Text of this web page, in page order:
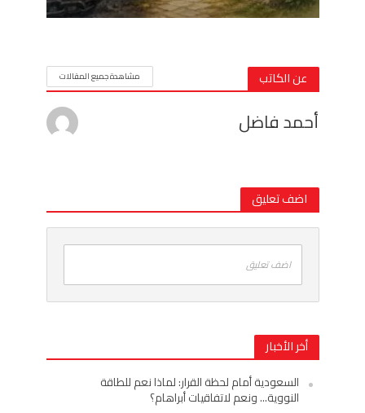
عن الكاتب مشاهدة جميع المقالات
أحمد فاضل
اضف تعليق
اضف تعليق
أخر الأخبار
السعودية أمام لحظة القرار: لماذا نعم للطاقة
النووية… ونعم لاتفاقيات أبراهام؟